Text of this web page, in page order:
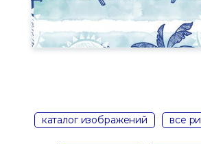
каталог изображений все